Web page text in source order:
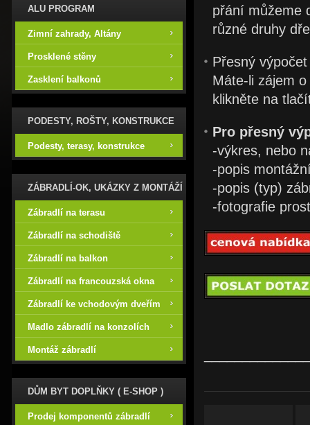
ALU PROGRAM
Zimní zahrady, Altány
Prosklené stěny
Zasklení balkonů
PODESTY, ROŠTY, KONSTRUKCE
Podesty, terasy, konstrukce
ZÁBRADLÍ-OK, UKÁZKY Z MONTÁŽÍ
Zábradlí na terasu
Zábradlí na schodiště
Zábradlí na balkon
Zábradlí na francouzská okna
Zábradlí ke vchodovým dveřím
Madlo zábradlí na konzolích
Montáž zábradlí
DŮM BYT DOPLŇKY ( E-SHOP )
Prodej komponentů zábradlí
přání můžeme
různé druhy
Přesný
Máte-li zájem
klikněte na
Pro přesný
-výkres, nebo
-popis
-popis (typ)
-fotografie